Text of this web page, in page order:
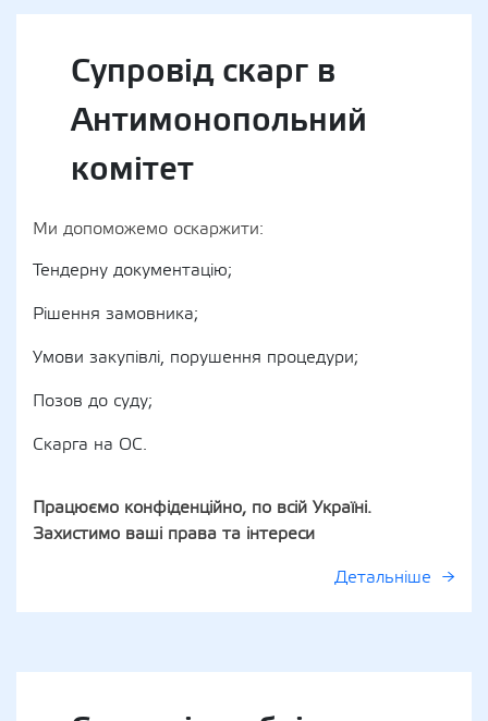
Супровід скарг в
Антимонопольний
комітет
Ми допоможемо оскаржити:
Тендерну документацію;
Рішення замовника;
Умови закупівлі, порушення процедури;
Позов до суду;
Скарга на ОС.
Працюємо конфіденційно, по всій Україні.
Захистимо ваші права та інтереси
Детальніше